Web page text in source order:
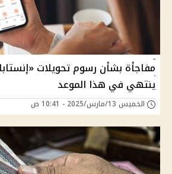
مفاجأة بشأن رسوم تحويلات
ينتهي في هذا الموعد
الخميس 13/مارس/2025 - 10:41 ص